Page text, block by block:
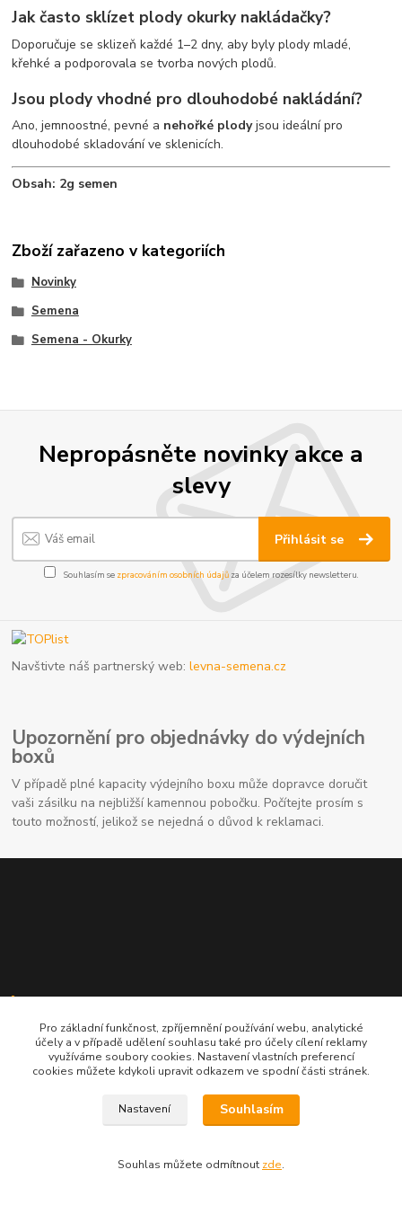
Jak často sklízet plody okurky nakládačky?
Doporučuje se sklizeň každé 1–2 dny, aby byly plody mladé,
křehké a podporovala se tvorba nových plodů.
Jsou plody vhodné pro dlouhodobé nakládání?
Ano, jemnoostné, pevné a nehořké plodyjsou ideální pro
dlouhodobé skladování ve sklenicích.
Obsah: 2g semen
Zboží zařazeno v kategoriích
Novinky
Semena
Semena - Okurky
Nepropásněte novinky akce a
slevy
Přihlásit se
Souhlasím se zpracováním osobních údajůza účelem rozesílky newsletteru.
Navštivte náš partnerský web:levna-semena.cz
Upozornění pro objednávky do výdejních
boxů
V případě plné kapacity výdejního boxu může dopravce doručit
vaši zásilku na nejbližší kamennou pobočku. Počítejte prosím s
touto možností, jelikož se nejedná o důvod k reklamaci.
704691325
Pro základní funkčnost, zpříjemnění používání webu, analytické
účely a v případě udělení souhlasu také pro účely cílení reklamy
využíváme soubory cookies. Nastavení vlastních preferencí
cookies můžete kdykoli upravit odkazem ve spodní části stránek.
Nastavení Souhlasím
Souhlas můžete odmítnout zde.